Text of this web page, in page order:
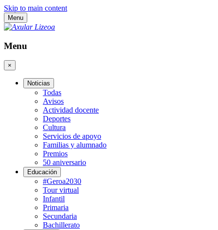
Skip to main content
Menu
Menu
×
Noticias
Todas
Avisos
Actividad docente
Deportes
Cultura
Servicios de apoyo
Familias y alumnado
Premios
50 aniversario
Educación
#Geroa2030
Tour virtual
Infantil
Primaria
Secundaria
Bachillerato